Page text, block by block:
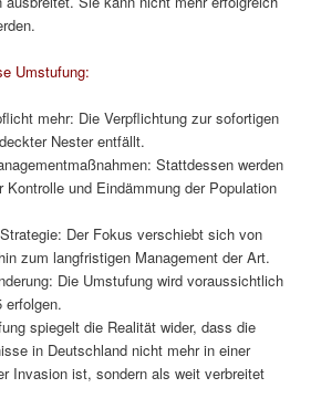
Umstufung:
mehr: Die Verpflichtung zur sofortigen
Nester entfällt.
Stattdessen werden
Kontrolle und Eindämmung der Population
Der Fokus verschiebt sich von
zum langfristigen Management der Art.
Die Umstufung wird voraussichtlich
erfolgen.
spiegelt die Realität wider, dass die
in Deutschland nicht mehr in einer
Invasion ist, sondern als weit verbreitet